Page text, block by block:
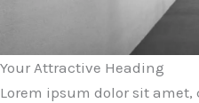
Your Attractive Heading
Lorem ipsum dolor sit